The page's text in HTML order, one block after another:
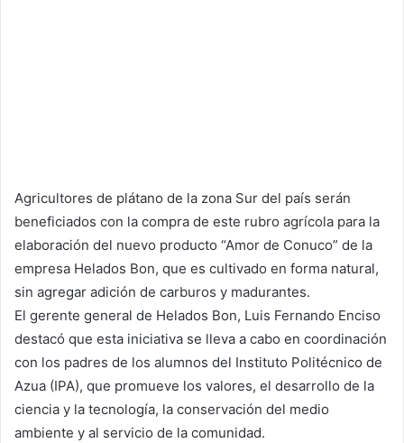
Agricultores de plátano de la zona Sur del país serán
beneficiados con la compra de este rubro agrícola para la
elaboración del nuevo producto “Amor de Conuco” de la
empresa Helados Bon, que es cultivado en forma natural,
sin agregar adición de carburos y madurantes.
El gerente general de Helados Bon, Luis Fernando Enciso
destacó que esta iniciativa se lleva a cabo en coordinación
con los padres de los alumnos del Instituto Politécnico de
Azua (IPA), que promueve los valores, el desarrollo de la
ciencia y la tecnología, la conservación del medio
ambiente y al servicio de la comunidad.